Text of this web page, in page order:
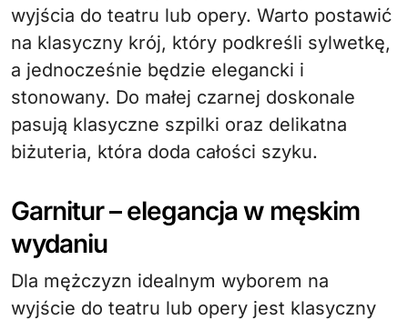
wyjścia do teatru lub opery. Warto postawić
na klasyczny krój, który podkreśli sylwetkę,
a jednocześnie będzie elegancki i
stonowany. Do małej czarnej doskonale
pasują klasyczne szpilki oraz delikatna
biżuteria, która doda całości szyku.
Garnitur – elegancja w męskim
wydaniu
Dla mężczyzn idealnym wyborem na
wyjście do teatru lub opery jest klasyczny